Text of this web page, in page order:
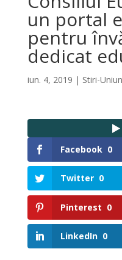
un portal
pentru
dedicat
iun. 4, 2019 | Stiri-
Facebook 0
Twitter 0
Pinterest 0
LinkedIn 0